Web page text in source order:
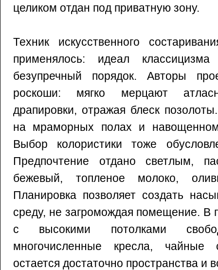
целиком отдан под приватную зону.
Техник искусственного
применялось: идеал
безупречный порядок. Авторы
роскоши: мягко мерцают
драпировки, отражая блеск
на мраморных полах и
Выбор колористики тоже
Предпочтение отдано светлым,
бежевый, топленое молоко,
Планировка позволяет создать
среду, не загромождая помещение. В
с высокими потолками
многочисленные кресла,
остается достаточно пространства и